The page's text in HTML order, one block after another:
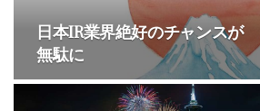
日本IR業界絶好のチャンスが
無駄に